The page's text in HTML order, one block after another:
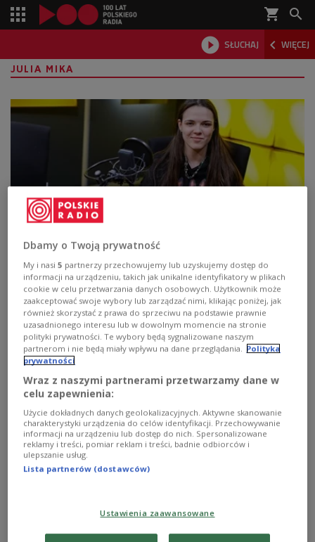
shopping_cart 
 SŁUCHAJ  WIĘCEJ

JULIA MIKA
M!ka zaprezentowała nowy singiel
"Mogę się pomylić"
"Mogę się pomylić" to drugi singiel artystki, który
wyprodukował Czarny HIFI. W Czwórce M!ka
opowiedziała o planach na wydanie pierwszego albumu,
a także o swoich pasjach niezwiązanych z muzyką.
Zobacz więcej na temat:
singiel
Numer Raz Michał Witak
Dbamy o Twoją prywatność
My i nasi5 partnerzy przechowujemy lub uzyskujemy dostęp do
informacji na urządzeniu, takich jak unikalne identyfikatory w plikach
cookie w celu przetwarzania danych osobowych. Użytkownik może
zaakceptować swoje wybory lub zarządzać nimi, klikając poniżej, jak
również skorzystać z prawa do sprzeciwu na podstawie prawnie
uzasadnionego interesu lub w dowolnym momencie na stronie
polityki prywatności. Te wybory będą sygnalizowane naszym
partnerom i nie będą miały wpływu na dane przeglądania.
Polityka
prywatności
Wraz z naszymi partnerami przetwarzamy dane w
celu zapewnienia:
Użycie dokładnych danych geolokalizacyjnych. Aktywne skanowanie
charakterystyki urządzenia do celów identyfikacji. Przechowywanie
informacji na urządzeniu lub dostęp do nich. Spersonalizowane
reklamy i treści, pomiar reklam i treści, badnie odbiorców i
ulepszanie usług.
Lista partnerów (dostawców)
Ustawienia zaawansowane